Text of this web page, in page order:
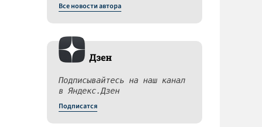
Все новости автора
Дзен
Подписывайтесь на наш канал
в Яндекс.Дзен
Подписатся